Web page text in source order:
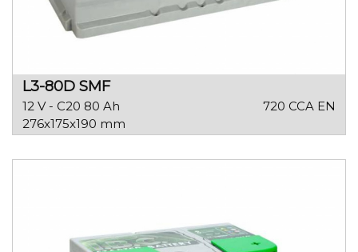
L3-80D SMF
12 V - C20 80 Ah
720 CCA EN
276x175x190 mm